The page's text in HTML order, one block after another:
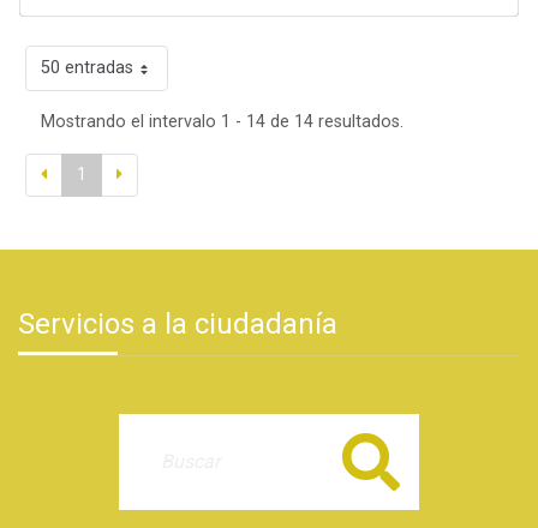
50 entradas
Mostrando el intervalo 1 - 14 de 14 resultados.
1
Servicios a la ciudadanía
Buscar